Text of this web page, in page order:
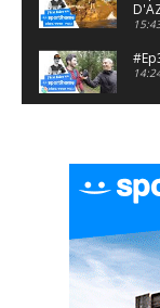
ALPES